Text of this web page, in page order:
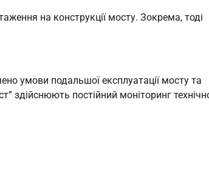
на конструкції мосту. Зокрема, тоді
умови подальшої експлуатації мосту та
здійснюють постійний моніторинг